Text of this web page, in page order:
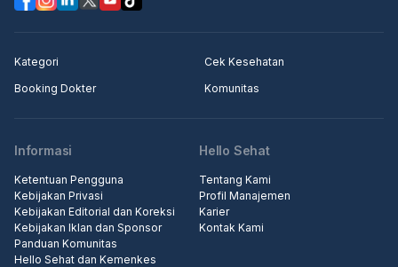
Kategori
Cek Kesehatan
Booking Dokter
Komunitas
Informasi
Ketentuan Pengguna
Kebijakan Privasi
Kebijakan Editorial dan Koreksi
Kebijakan Iklan dan Sponsor
Panduan Komunitas
Hello Sehat dan Kemenkes
Hello Sehat
Tentang Kami
Profil Manajemen
Karier
Kontak Kami